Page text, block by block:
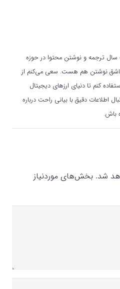
یک کریپتو آنالیست سابقه بیش از 4 سال ترجمه و نوشتن محتوا در حوزه
عاشق نوشتن هم هست. سعی می‌کنم از
کنم تا دنیای ارزهای دیجیتال
اطلاعات دقیق با بیانی راحت درباره
باش.
شد. بخش‌های موردنیاز